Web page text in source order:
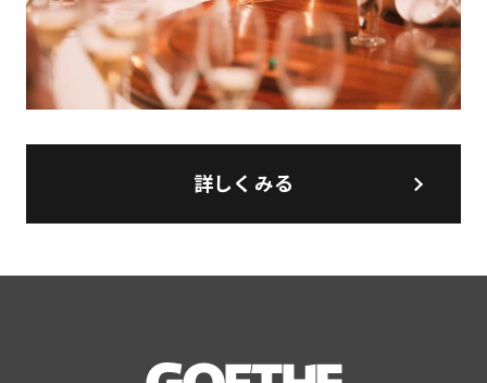
詳しくみる